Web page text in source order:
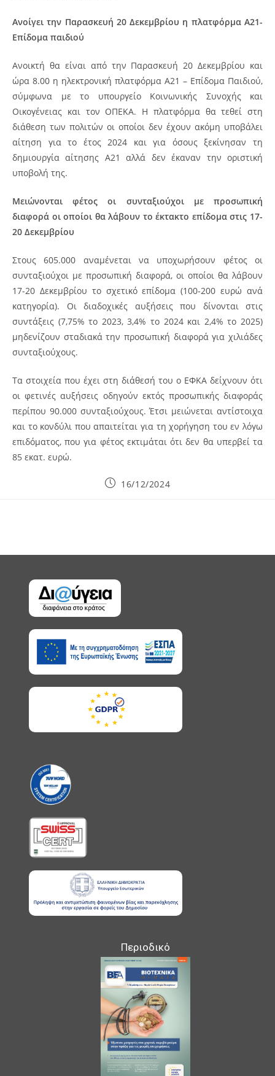
Ανοίγει την Παρασκευή 20 Δεκεμβρίου η πλατφόρμα Α21-
Επίδομα παιδιού
Ανοικτή θα είναι από την Παρασκευή 20 Δεκεμβρίου και
ώρα 8.00 η ηλεκτρονική πλατφόρμα Α21 – Επίδομα Παιδιού,
σύμφωνα με το υπουργείο Κοινωνικής Συνοχής και
Οικογένειας και τον ΟΠΕΚΑ. Η πλατφόρμα θα τεθεί στη
διάθεση των πολιτών οι οποίοι δεν έχουν ακόμη υποβάλει
αίτηση για το έτος 2024 και για όσους ξεκίνησαν τη
δημιουργία αίτησης Α21 αλλά δεν έκαναν την οριστική
υποβολή της.
Μειώνονται φέτος οι συνταξιούχοι με προσωπική
διαφορά οι οποίοι θα λάβουν το έκτακτο επίδομα στις 17-
20 Δεκεμβρίου
Στους 605.000 αναμένεται να υποχωρήσουν φέτος οι
συνταξιούχοι με προσωπική διαφορά, οι οποίοι θα λάβουν
17-20 Δεκεμβρίου το σχετικό επίδομα (100-200 ευρώ ανά
κατηγορία).
Οι διαδοχικές αυξήσεις που δίνονται στις
συντάξεις (7,75% το 2023, 3,4% το 2024 και 2,4% το 2025)
μηδενίζουν σταδιακά την προσωπική διαφορά για χιλιάδες
συνταξιούχους.
Τα στοιχεία που έχει στη διάθεσή του ο ΕΦΚΑ δείχνουν ότι
οι φετινές αυξήσεις οδηγούν εκτός προσωπικής διαφοράς
περίπου 90.000 συνταξιούχους. Έτσι μειώνεται αντίστοιχα
και το κονδύλι που απαιτείται για τη χορήγηση του εν λόγω
επιδόματος, που για φέτος εκτιμάται ότι δεν θα υπερβεί τα
85 εκατ. ευρώ.
Post16/12/2024
Περιοδικό